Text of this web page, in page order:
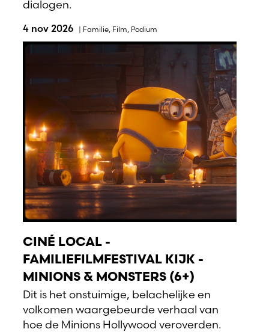
dialogen.
4 nov 2026 | Familie, Film, Podium
CINÉ LOCAL -
FAMILIEFILMFESTIVAL KIJK -
MINIONS & MONSTERS (6+)
Dit is het onstuimige, belachelijke en
volkomen waargebeurde verhaal van
hoe de Minions Hollywood veroverden.